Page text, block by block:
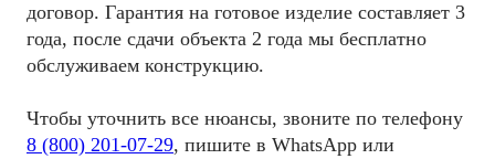
договор. Гарантия на готовое изделие составляет 3
года, после сдачи объекта 2 года мы бесплатно
обслуживаем конструкцию.
Чтобы уточнить все нюансы, звоните по телефону
8 (800) 201-07-29, пишите в WhatsApp или